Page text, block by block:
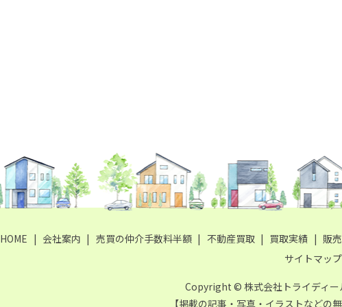
HOME 会社案内 売買の仲介手数料半額 不動産買取 買取実績 販
サイトマップ
Copyright © 株式会社トライディ
【掲載の記事・写真・イラストなどの